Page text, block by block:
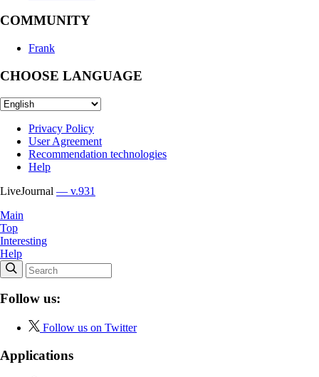
COMMUNITY
Frank
CHOOSE LANGUAGE
Privacy Policy
User Agreement
Recommendation technologies
Help
LiveJournal — v.931
Main
Top
Interesting
Help
Follow us:
Follow us on Twitter
Applications